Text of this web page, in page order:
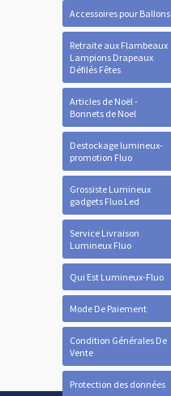
Accessoires pour Ballons
Retraite aux Flambeaux
Lampions Drapeaux
Défilés Fêtes
Articles de Noël -
Bonnets de Noel
Destockage lumineux-
promotion Fluo
Grossiste Lumineux
gadgets Fluo Led
Service Livraison
Lumineux Fluo
Qui Est Lumineux-Fluo
Mode De Paiement
Condition Générales De
Vente
Protection des données